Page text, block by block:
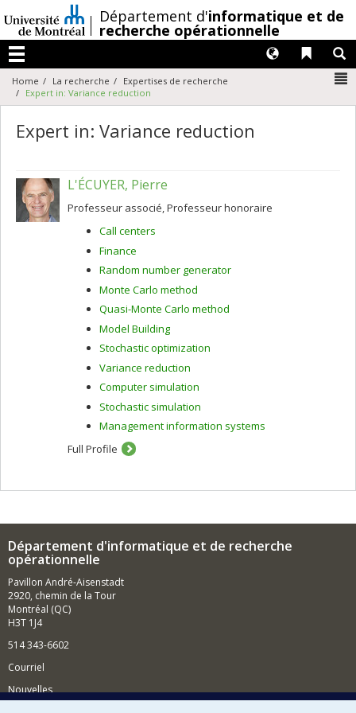
au
contenu
/Département d'informatique et de
recherche opérationnelle
Menu
Liens
Langues
Home La recherche
Expertises de recherche
Expert in: Variance reduction
Expert in: Variance reduction
L'ÉCUYER, Pierre
Professeur associé, Professeur honoraire
Call centers
Finance
Random number generator
Monte Carlo method
Quasi-Monte Carlo method
Model Building
Stochastic optimization
Variance reduction
Computer simulation
Stochastic simulation
Management information systems
Full Profile
Département d'informatique et de recherche
opérationnelle
Pavillon André-Aisenstadt
2920, chemin de la Tour
Montréal (QC)
H3T 1J4
514 343-6602
Courriel
Nouvelles